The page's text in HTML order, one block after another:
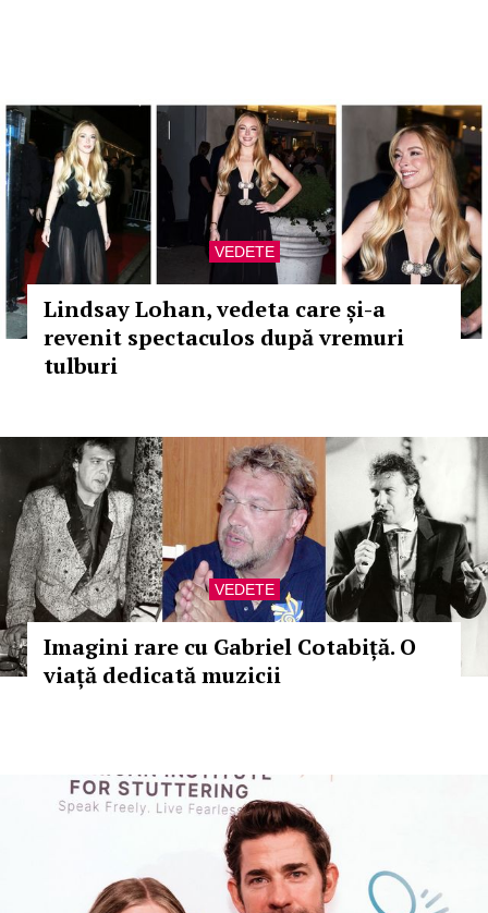
VEDETE
Lindsay Lohan, vedeta care și-a
revenit spectaculos după vremuri
tulburi
VEDETE
Imagini rare cu Gabriel Cotabiță. O
viață dedicată muzicii